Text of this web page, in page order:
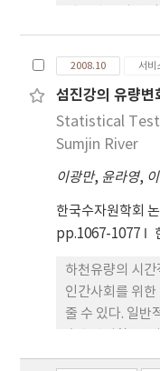
추정하기 위해
를 대상으로 신
능 평가를 위해
량 보정 방법인
(AMM)으로 추정
추
2008.10 서비
섬진강의 유량변
Statistical
Sumjin River
이광만, 윤라영,
한국수자원학회
pp.1067-1077
하천유량의 시
인간사회를 위
줄 수 있다. 일반
하천의 이용은